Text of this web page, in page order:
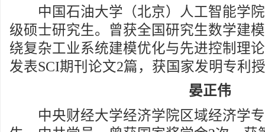
中国石油大学（北京）人工智能学院
级硕士研究生。曾获全国研究生数学建
绕复杂工业系统建模优化与先进控制理
发表SCI期刊论文2篇，获国家发明专利
晏正伟
中央财经大学经济学院区域经济学专